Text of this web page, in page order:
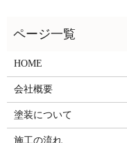
HOME
会社概要
塗装について
施工の流れ